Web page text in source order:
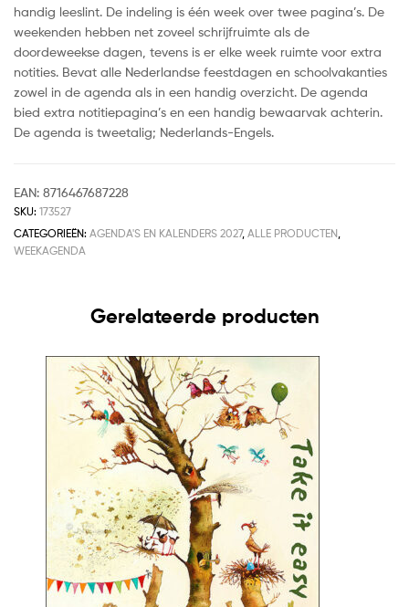
handig leeslint. De indeling is één week over twee pagina’s. De
weekenden hebben net zoveel schrijfruimte als de
doordeweekse dagen, tevens is er elke week ruimte voor extra
notities. Bevat alle Nederlandse feestdagen en schoolvakanties
zowel in de agenda als in een handig overzicht. De agenda
bied extra notitiepagina’s en een handig bewaarvak achterin.
De agenda is tweetalig; Nederlands-Engels.
EAN: 8716467687228
SKU: 173527
CATEGORIEËN: AGENDA'S EN KALENDERS 2027, ALLE PRODUCTEN
WEEKAGENDA
Gerelateerde producten